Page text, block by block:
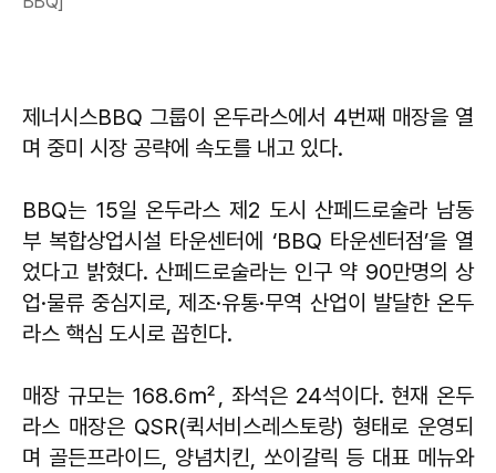
제너시스BBQ 그룹이 온두라스에서 4번째 매장을 열
며 중미 시장 공략에 속도를 내고 있다.
BBQ는 15일 온두라스 제2 도시 산페드로술라 남동
부 복합상업시설 타운센터에 ‘BBQ 타운센터점’을 열
었다고 밝혔다. 산페드로술라는 인구 약 90만명의 상
업·물류 중심지로, 제조·유통·무역 산업이 발달한 온두
라스 핵심 도시로 꼽힌다.
매장 규모는 168.6㎡, 좌석은 24석이다. 현재 온두
라스 매장은 QSR(퀵서비스레스토랑) 형태로 운영되
며 골든프라이드, 양념치킨, 쏘이갈릭 등 대표 메뉴와